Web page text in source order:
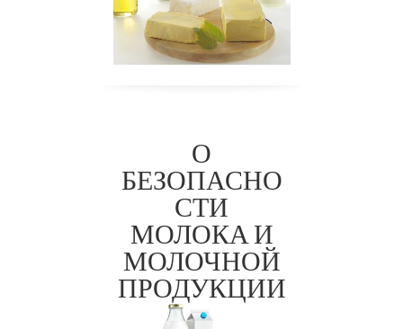
ТР ТС
033/201
3
О
БЕЗОПАСНО
СТИ
МОЛОКА И
МОЛОЧНОЙ
ПРОДУКЦИИ